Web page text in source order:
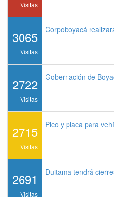
Visitas
3065
Visitas
Corpoboyacá
2722
Visitas
Gobernación de
2715
Visitas
Pico y placa para
2691
Visitas
Duitama tendrá